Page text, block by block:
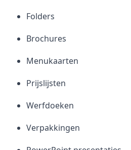
Folders
Brochures
Menukaarten
Prijslijsten
Werfdoeken
Verpakkingen